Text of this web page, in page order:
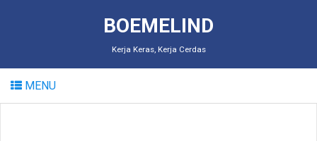
BOEMELIND
Kerja Keras, Kerja Cerdas
MENU